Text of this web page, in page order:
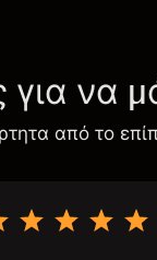
για να
από το